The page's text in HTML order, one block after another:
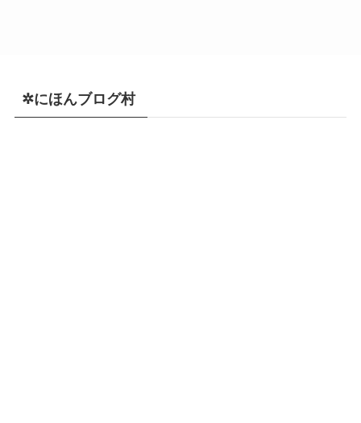
✲にほんブログ村